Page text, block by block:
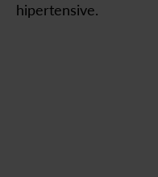
hipertensive.